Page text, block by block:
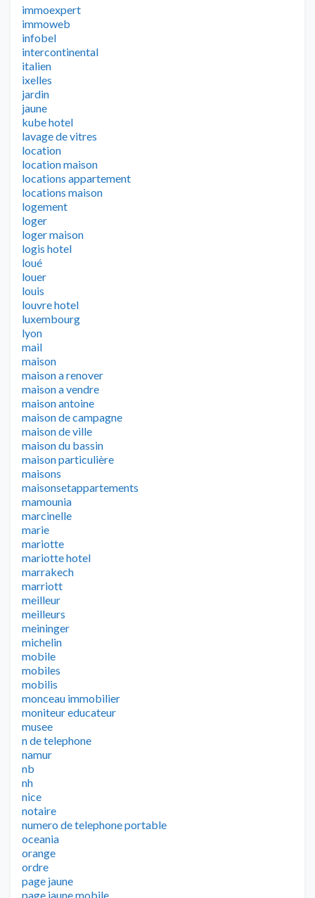
immoexpert
immoweb
infobel
intercontinental
italien
ixelles
jardin
jaune
kube hotel
lavage de vitres
location
location maison
locations appartement
locations maison
logement
loger
loger maison
logis hotel
loué
louer
louis
louvre hotel
luxembourg
lyon
mail
maison
maison a renover
maison a vendre
maison antoine
maison de campagne
maison de ville
maison du bassin
maison particulière
maisons
maisonsetappartements
mamounia
marcinelle
marie
mariotte
mariotte hotel
marrakech
marriott
meilleur
meilleurs
meininger
michelin
mobile
mobiles
mobilis
monceau immobilier
moniteur educateur
musee
n de telephone
namur
nb
nh
nice
notaire
numero de telephone portable
oceania
orange
ordre
page jaune
page jaune mobile